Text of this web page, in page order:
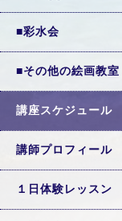
■彩水会
■その他の絵画教室
講座スケジュール
講師プロフィール
１日体験レッスン